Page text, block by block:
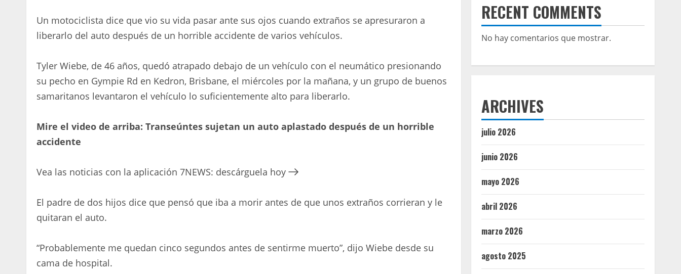
Un motociclista dice que vio su vida pasar ante sus ojos cuando extraños se apresuraron a
liberarlo del auto después de un horrible accidente de varios vehículos.
Tyler Wiebe, de 46 años, quedó atrapado debajo de un vehículo con el neumático presionando
su pecho en Gympie Rd en Kedron, Brisbane, el miércoles por la mañana, y un grupo de buenos
samaritanos levantaron el vehículo lo suficientemente alto para liberarlo.
Mire el video de arriba: Transeúntes sujetan un auto aplastado después de un horrible
accidente
Vea las noticias con la aplicación 7NEWS: descárguela hoy
El padre de dos hijos dice que pensó que iba a morir antes de que unos extraños corrieran y le
quitaran el auto.
“Probablemente me quedan cinco segundos antes de sentirme muerto”, dijo Wiebe desde su
cama de hospital.
RECENT COMMENTS
No hay comentarios que mostrar.
ARCHIVES
julio 2026
junio 2026
mayo 2026
abril 2026
marzo 2026
agosto 2025